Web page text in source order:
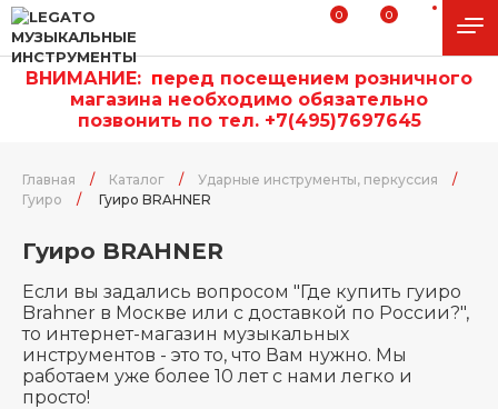
0 0
ВНИМАНИЕ: перед посещением розничного
магазина необходимо обязательно
позвонить по тел. +7(495)7697645
Главная / Каталог / Ударные инструменты, перкуссия
/
Гуиро
/ Гуиро BRAHNER
Гуиро BRAHNER
Если вы задались вопросом "Где купить гуиро
Brahner в Москве или с доставкой по России?",
то интернет-магазин музыкальных
инструментов - это то, что Вам нужно. Мы
работаем уже более 10 лет с нами легко и
просто!